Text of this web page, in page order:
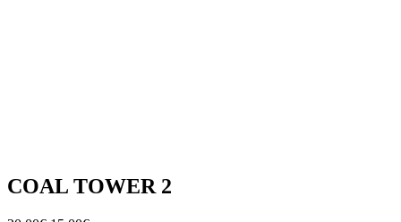
COAL TOWER 2